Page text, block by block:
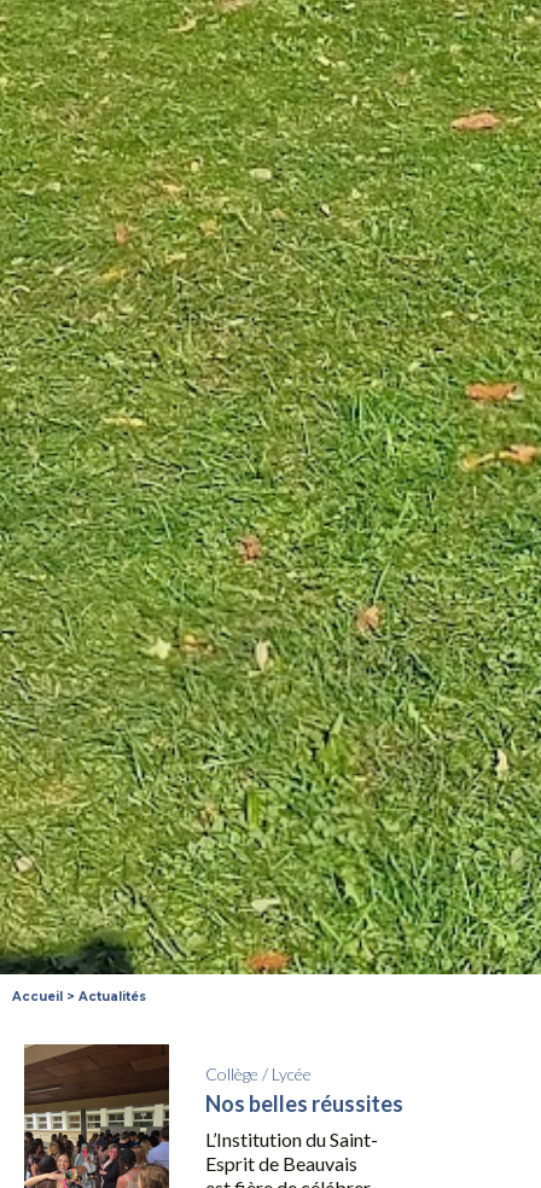
Accueil > Actualités
Collège / Lycée
Nos belles réussites
L’Institution du Saint-
Esprit de Beauvais